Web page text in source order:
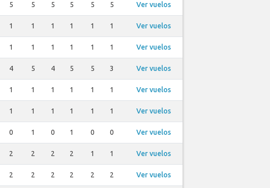
5 5 5 5 5 5 Ver vuelos
1 1 1 1 1 1 Ver vuelos
1 1 1 1 1 1 Ver vuelos
4 5 4 5 5 3 Ver vuelos
1 1 1 1 1 1 Ver vuelos
1 1 1 1 1 1 Ver vuelos
0 1 0 1 0 0 Ver vuelos
2 2 2 2 1 1 Ver vuelos
2 2 2 2 2 2 Ver vuelos